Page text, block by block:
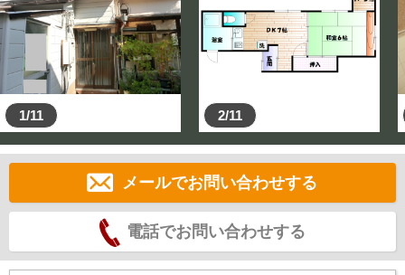
1/11 2/11
メールでお問い合わせする
電話でお問い合わせする